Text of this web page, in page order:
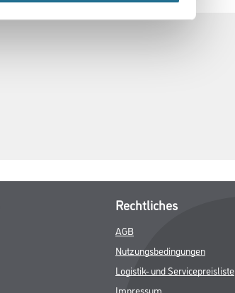
Rechtliches
AGB
Nutzungsbedingungen
Logistik- und Servicepreisliste
Impressum